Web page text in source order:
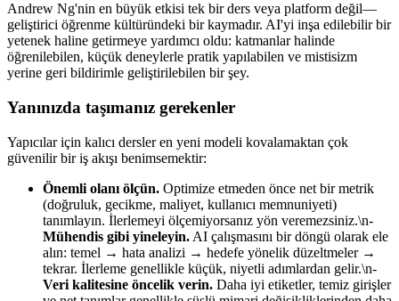
Andrew Ng'nin en büyük etkisi tek bir ders veya platform değil—
geliştirici öğrenme kültüründeki bir kaymadır. AI'yi inşa edilebilir bir
yetenek haline getirmeye yardımcı oldu: katmanlar halinde
öğrenilebilen, küçük deneylerle pratik yapılabilen ve mistisizm
yerine geri bildirimle geliştirilebilen bir şey.
Yanınızda taşımanız gerekenler
Yapıcılar için kalıcı dersler en yeni modeli kovalamaktan çok
güvenilir bir iş akışı benimsemektir:
Önemli olanı ölçün. Optimize etmeden önce net bir metrik
(doğruluk, gecikme, maliyet, kullanıcı memnuniyeti)
tanımlayın. İlerlemeyi ölçemiyorsanız yön veremezsiniz.\n-
Mühendis gibi yineleyin. AI çalışmasını bir döngü olarak ele
alın: temel → hata analizi → hedefe yönelik düzeltmeler →
tekrar. İlerleme genellikle küçük, niyetli adımlardan gelir.\n-
Veri kalitesine öncelik verin. Daha iyi etiketler, temiz girişler